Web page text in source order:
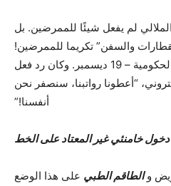
لم يفعل شيئًا للممرضين. بل
والسفن” تكريما للممرضين!
حسب صحيفة همشهري الحكومية – 19 ديسمبر. وكان رد فعل
“أعطونا رواتبنا، سنصفر نحن
أنفسنا!”
دخول خامنئي غير المعتاد على الخط
والطاقم الطبي على هذا الوضع